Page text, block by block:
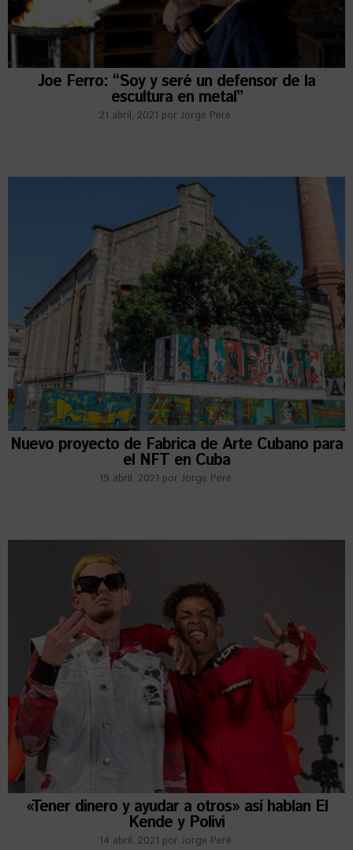
Joe Ferro: “Soy y seré un defensor de la
escultura en metal”
21 abril, 2021 por Jorge Peré
Nuevo proyecto de Fabrica de Arte Cubano para
el NFT en Cuba
19 abril, 2021 por Jorge Peré
«Tener dinero y ayudar a otros» así hablan El
Kende y Polivi
14 abril, 2021 por Jorge Peré